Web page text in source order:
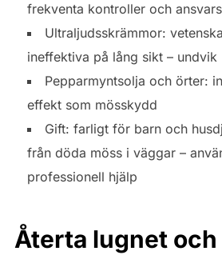
frekventa kontroller och
Ultraljudsskrämmor:
ineffektiva på lång sikt – undvik
Pepparmyntsolja och örter:
effekt som mösskydd
Gift: farligt för barn och
från döda möss i väggar –
professionell hjälp
Återta lugnet